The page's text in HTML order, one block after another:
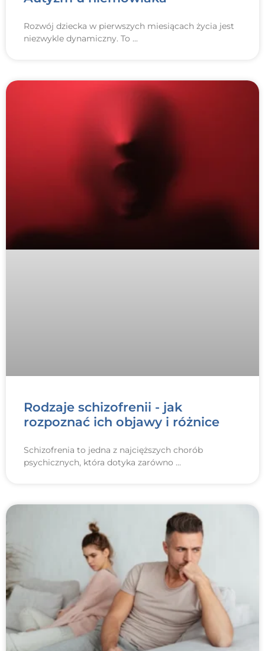
Rozwój dziecka w pierwszych miesiącach życia jest
niezwykle dynamiczny. To
Rodzaje schizofrenii - jak
rozpoznać ich objawy i różnice
Schizofrenia to jedna z najcięższych chorób
psychicznych, która dotyka zarówno